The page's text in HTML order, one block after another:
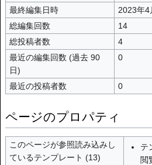
最終編集日時
2023年4
総編集回数
14
総投稿者数
4
最近の編集回数 (過去 90
日)
0
最近の投稿者数 0
ページのプロパティ
このページが参照読み込みし
ているテンプレート (13)
テ
閲